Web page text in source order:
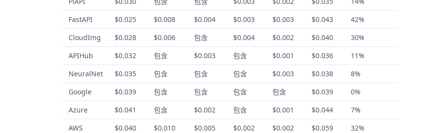
FastAPI
$0.025 $0.008 $0.004 $0.003 $0.003 $0.043
42%
CloudImg
$0.028 $0.006 包含 $0.004 $0.002 $0.040
30%
APIHub
$0.032 包含 $0.003 包含 $0.001 $0.036
11%
NeuralNet
$0.035 包含 包含 包含 $0.003 $0.038
8%
Google
$0.039 包含 包含 包含 包含 $0.039
0%
Azure
$0.041 包含 $0.002 包含 $0.001 $0.044
7%
AWS
$0.040 $0.010 $0.005 $0.002 $0.002 $0.059 32%